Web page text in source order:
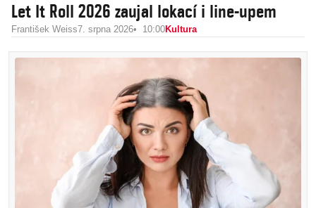
Let It Roll 2026 zaujal lokací i line-upem
František Weiss7. srpna 2026 10:00Kultura